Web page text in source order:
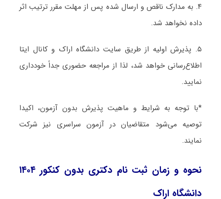
۴. به مدارک ناقص و ارسال شده پس از مهلت مقرر ترتیب اثر
داده نخواهد شد.
۵. پذیرش اولیه از طریق سایت دانشگاه اراک و کانال ایتا
اطلاع‌رسانی خواهد شد، لذا از مراجعه حضوری جداً خودداری
نمایید.
*با توجه به شرایط و ماهیت پذیرش بدون آزمون، اکیدا
توصیه می‌شود متقاضیان در آزمون سراسری نیز شرکت
نمایند.
نحوه و زمان ثبت نام دکتری بدون کنکور ۱۴۰۴
دانشگاه اراک